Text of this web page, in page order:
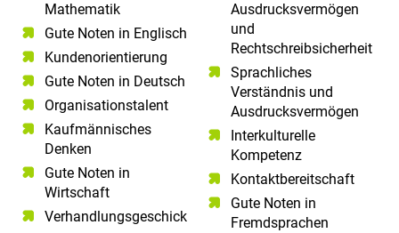
Mathematik​
Gute Noten in Englisch​
Kundenorientierung​
Gute Noten in Deutsch​
Organisationstalent
Kaufmännisches
Denken
Gute Noten in
Wirtschaft
Verhandlungsgeschick
Ausdrucksvermögen
und
Rechtschreibsicherheit
Sprachliches
Verständnis und
Ausdrucksvermögen
Interkulturelle
Kompetenz
Kontaktbereitschaft
Gute Noten in
Fremdsprachen